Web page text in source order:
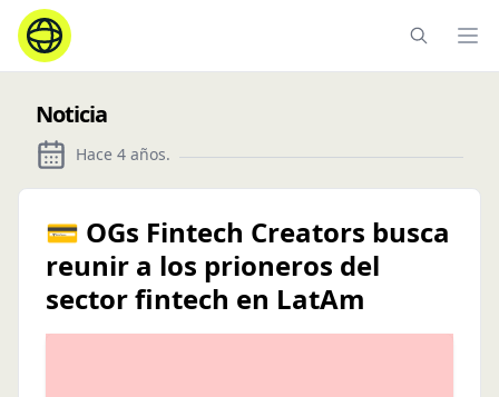
Noticia
Hace 4 años.
💳 OGs Fintech Creators busca
reunir a los prioneros del
sector fintech en LatAm